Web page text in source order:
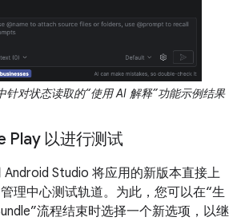
针对状态读取的“使用 AI 解释”功能示例结果
Play 以进行测试
Studio 将应用的新版本直接上
理中心测试轨道。为此，您可以在“生
流程结束时选择一个新选项，以继